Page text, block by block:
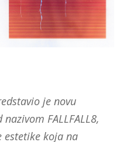
je novu
FALLFALL8,
estetike koja na